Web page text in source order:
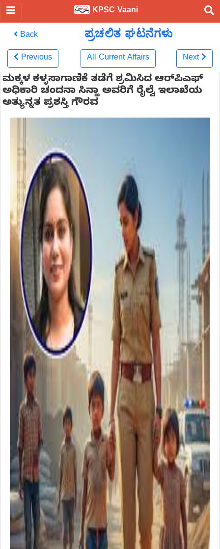
KPSC Vaani
Back ಪ್ರಚಲಿತ ಘಟನೆಗಳು
Previous All Current Affairs Next
ಮಕ್ಕಳ ಕಳ್ಳಸಾಗಾಣಿಕೆ ತಡೆಗೆ ಶ್ರಮಿಸಿದ ಆರ್‌ಪಿಎಫ್
ಅಧಿಕಾರಿ ಚಂದನಾ ಸಿನ್ಹಾ ಅವರಿಗೆ ರೈಲ್ವೆ ಇಲಾಖೆಯ
ಅತ್ಯುನ್ನತ ಪ್ರಶಸ್ತಿ ಗೌರವ